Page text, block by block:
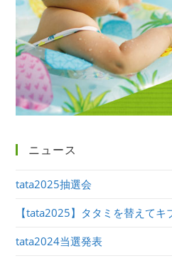
ニュース
tata2025抽選会
【tata2025】タタミを替えてキ
tata2024当選発表